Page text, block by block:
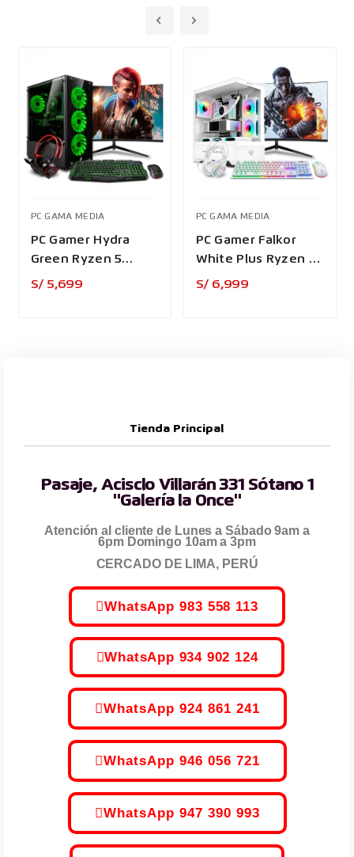
PC GAMA MEDIA
PC Gamer Hydra
Green Ryzen 5
9600X
S/ 5,699
PC GAMA MEDIA
PC Gamer Falkor
White Plus Ryzen 7
8700F
S/ 6,999
Tienda Principal
Pasaje, Acisclo Villarán 331 Sótano 1
"Galería la Once"
Atención al cliente de Lunes a Sábado 9am a
6pm Domingo 10am a 3pm
CERCADO DE LIMA, PERÚ
WhatsApp 983 558 113
WhatsApp 934 902 124
WhatsApp 924 861 241
WhatsApp 946 056 721
WhatsApp 947 390 993